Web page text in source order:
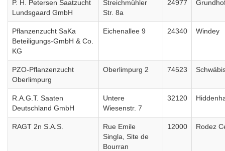
P. H. Petersen Saatzucht
Lundsgaard GmbH
Streichmühler
Str. 8a
24977
Pflanzenzucht SaKa
Beteiligungs-GmbH & Co.
KG
Eichenallee 9 24340 Windey
PZO-Pflanzenzucht
Oberlimpurg
Oberlimpurg 2 74523
R.A.G.T. Saaten
Deutschland GmbH
Untere
Wiesenstr. 7
32120
RAGT 2n S.A.S.
Rue Emile
Singla, Site de
Bourran
12000 Rodez